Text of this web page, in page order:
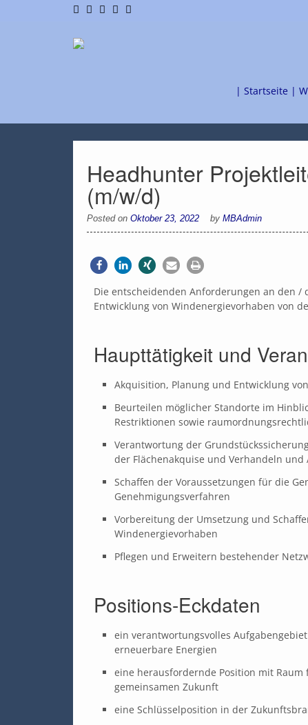
| Startseite |
Headhunter
(m/w/d)
Posted on Oktober 23, 2022 by MBAdmin
Die entscheidenden Anforderungen an den
Entwicklung von Windenergievorhaben von
Haupttätigkeit und
Akquisition, Planung und Entwicklung
Beurteilen möglicher Standorte im
Restriktionen sowie
Verantwortung der
der Flächenakquise und Verhandeln
Schaffen der Voraussetzungen für die
Genehmigungsverfahren
Vorbereitung der Umsetzung und
Windenergievorhaben
Pflegen und Erweitern bestehender
Positions-Eckdaten
ein verantwortungsvolles
erneuerbare Energien
eine herausfordernde Position mit
gemeinsamen Zukunft
eine Schlüsselposition in der